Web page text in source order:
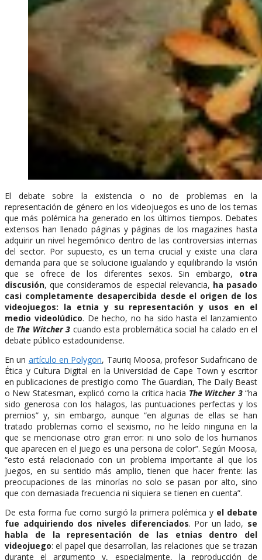
El debate sobre la existencia o no de problemas en la
representación de género en los videojuegos es uno de los temas
que más polémica ha generado en los últimos tiempos. Debates
extensos han llenado páginas y páginas de los magazines hasta
adquirir un nivel hegemónico dentro de las controversias internas
del sector. Por supuesto, es un tema crucial y existe una clara
demanda para que se solucione igualando y equilibrando la visión
que se ofrece de los diferentes sexos. Sin embargo, otra
discusión, que consideramos de especial relevancia, ha pasado
casi completamente desapercibida desde el origen de los
videojuegos: la etnia y su representación y usos en el
medio videolúdico. De hecho, no ha sido hasta el lanzamiento
de The Witcher 3 cuando esta problemática social ha calado en el
debate público estadounidense.
En un artículo en Polygon, Tauriq Moosa, profesor Sudafricano de
Ética y Cultura Digital en la Universidad de Cape Town y escritor
en publicaciones de prestigio como The Guardian, The Daily Beast
o New Statesman, explicó como la crítica hacia The Witcher 3“ha
sido generosa con los halagos, las puntuaciones perfectas y los
premios” y, sin embargo, aunque “en algunas de ellas se han
tratado problemas como el sexismo, no he leído ninguna en la
que se mencionase otro gran error: ni uno solo de los humanos
que aparecen en el juego es una persona de color”. Según Moosa,
“esto está relacionado con un problema importante al que los
juegos, en su sentido más amplio, tienen que hacer frente: las
preocupaciones de las minorías no solo se pasan por alto, sino
que con demasiada frecuencia ni siquiera se tienen en cuenta”.
De esta forma fue como surgió la primera polémica y el debate
fue adquiriendo dos niveles diferenciados. Por un lado, se
habla de la representación de las etnias dentro del
videojuego: el papel que desarrollan, las relaciones que se trazan
durante el argumento y, especialmente, la reproducción de